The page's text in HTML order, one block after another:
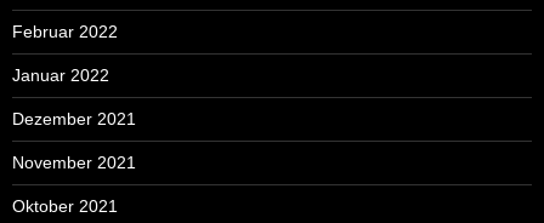
Februar 2022
Januar 2022
Dezember 2021
November 2021
Oktober 2021